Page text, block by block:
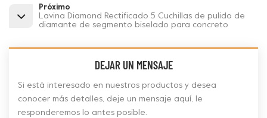
Próximo
Lavina Diamond Rectificado 5 Cuchillas de pulido de
diamante de segmento biselado para concreto
DEJAR UN MENSAJE
Si está interesado en nuestros productos y desea
conocer más detalles, deje un mensaje aquí, le
responderemos lo antes posible.